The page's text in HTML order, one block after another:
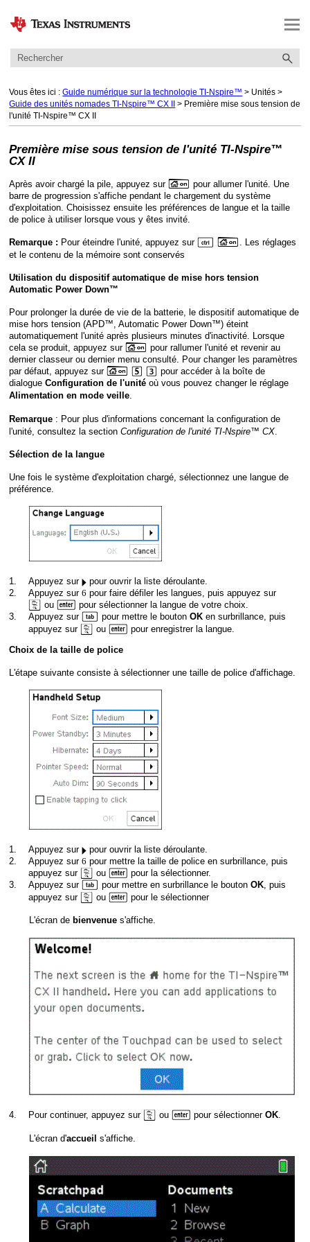
Passer au contenu principal
Vous êtes ici : Guide numérique sur la technologie TI-Nspire™ > Unités >
Guide des unités nomades TI-Nspire™ CX II
> Première mise sous tension de
l'unité TI-Nspire™ CX II
Première mise sous tension de l'unité TI-Nspire™
CX II
Après avoir chargé la pile, appuyez sur c pour allumer l'unité. Une
barre de progression s'affiche pendant le chargement du système
d'exploitation. Choisissez ensuite les préférences de langue et la taille
de police à utiliser lorsque vous y êtes invité.
Remarque : Pour éteindre l'unité, appuyez sur / c . Les réglages
et le contenu de la mémoire sont conservés
Utilisation dudispositif automatique de mise hors tension
Automatic Power Down™
Pour prolonger la durée de vie de la batterie, le dispositif automatique de
mise hors tension (APD™, Automatic Power Down™) éteint
automatiquement l'unité après plusieurs minutes d'inactivité. Lorsque
cela se produit, appuyez sur c pour rallumer l'unité et revenir au
dernier classeur ou dernier menu consulté. Pour changer les paramètres
par défaut, appuyez sur c 5 3 pour accéder à la boîte de
dialogueConfiguration de l'unité où vous pouvez changer le réglage
Alimentation en mode veille.
Remarque : Pour plus d'informations concernant la configuration de
l'unité, consultez la sectionConfiguration de l'unité TI-Nspire™ CX.
Sélection de la langue
Une fois le système d'exploitation chargé, sélectionnez une langue de
préférence.
1. Appuyez sur¢ pour ouvrir la liste déroulante.
2.
Appuyez sur6 pour faire défiler les langues, puis appuyez sur
x ou · pour sélectionner la langue de votre choix.
3.
Appuyez sur e pour mettre le boutonOK en surbrillance, puis
appuyez sur x ou · pour enregistrer la langue.
Choix de la taille de police
L'étape suivante consiste à sélectionner une taille de police d'affichage.
1. Appuyez sur¢ pour ouvrir la liste déroulante.
2.
Appuyez sur6 pour mettre la taille de police en surbrillance, puis
appuyez sur x ou · pour la sélectionner.
3.
Appuyez sur e pour mettre en surbrillance le boutonOK, puis
appuyez sur x ou · pour le sélectionner
L'écran de bienvenue s'affiche.
4. Pour continuer, appuyez sur x ou · pour sélectionnerOK.
L'écran d'accueil s'affiche.